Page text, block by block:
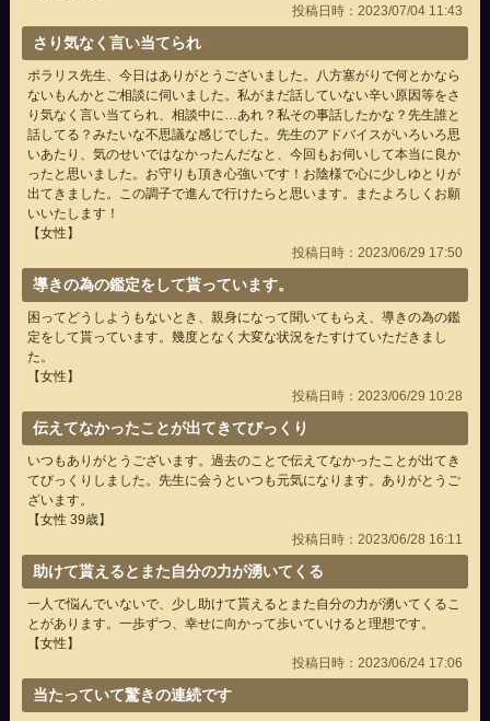
投稿日時：2023/07/04 11:43
さり気なく言い当てられ
ポラリス先生、今日はありがとうございました。八方塞がりで何とかなら
ないもんかとご相談に伺いました。私がまだ話していない辛い原因等をさ
り気なく言い当てられ、相談中に…あれ？私その事話したかな？先生誰と
話してる？みたいな不思議な感じでした。先生のアドバイスがいろいろ思
いあたり、気のせいではなかったんだなと、今回もお伺いして本当に良か
ったと思いました。お守りも頂き心強いです！お陰様で心に少しゆとりが
出てきました。この調子で進んで行けたらと思います。またよろしくお願
いいたします！
【女性】
投稿日時：2023/06/29 17:50
導きの為の鑑定をして貰っています。
困ってどうしようもないとき、親身になって聞いてもらえ、導きの為の鑑
定をして貰っています。幾度となく大変な状況をたすけていただきまし
た。
【女性】
投稿日時：2023/06/29 10:28
伝えてなかったことが出てきてびっくり
いつもありがとうございます。過去のことで伝えてなかったことが出てき
てびっくりしました。先生に会うといつも元気になります。ありがとうご
ざいます。
【女性 39歳】
投稿日時：2023/06/28 16:11
助けて貰えるとまた自分の力が湧いてくる
一人で悩んでいないで、少し助けて貰えるとまた自分の力が湧いてくるこ
とがあります。一歩ずつ、幸せに向かって歩いていけると理想です。
【女性】
投稿日時：2023/06/24 17:06
当たっていて驚きの連続です